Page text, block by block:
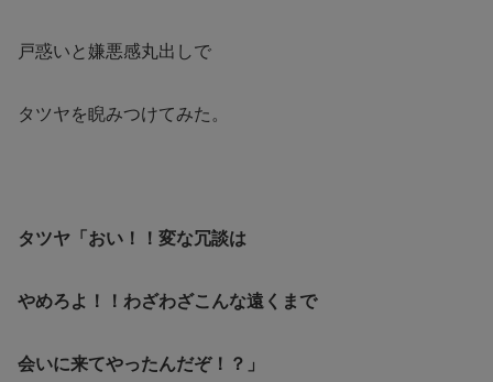
戸惑いと嫌悪感丸出しで
タツヤを睨みつけてみた。
タツヤ「おい！！変な冗談は
やめろよ！！わざわざこんな遠くまで
会いに来てやったんだぞ！？」